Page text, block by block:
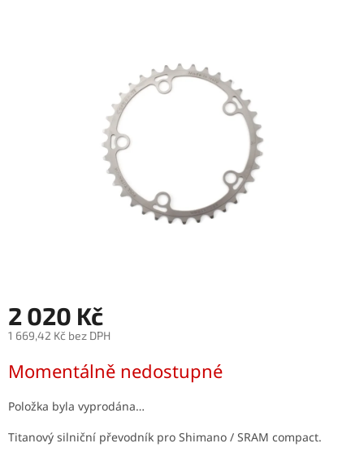
2 020 Kč
1 669,42 Kč bez DPH
cena:
Momentálně nedostupné
Položka byla vyprodána…
Titanový silniční převodník pro Shimano / SRAM compact.